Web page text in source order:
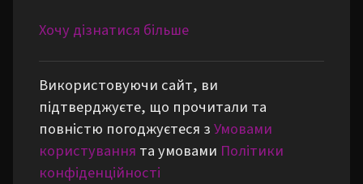
Хочу дізнатися більше
Використовуючи сайт, ви
підтверджуєте, що прочитали та
повністю погоджуєтеся зУмовами
користування та умовами Політики
конфіденційності